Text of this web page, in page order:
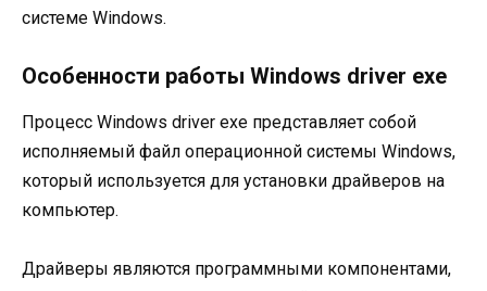
системе Windows.
Особенности работы Windows driver exe
Процесс Windows driver exe представляет собой
исполняемый файл операционной системы Windows,
который используется для установки драйверов на
компьютер.
Драйверы являются программными компонентами,